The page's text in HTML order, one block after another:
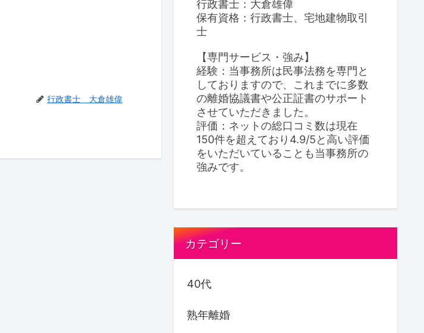
行政書士 大倉雄偉
行政書士：大倉雄偉
保有資格：行政書士、宅地建物取引
士
【専門サービス・強み】
経験：当事務所は民事法務を専門と
しておりますので、これまでに多数
の離婚協議書や公正証書のサポート
させていただきました。
評価：ネットの総口コミ数は現在
150件を超えており4.9/5と高い評価
をいただいていることも当事務所の
強みです。
カテゴリー
40代
熟年離婚